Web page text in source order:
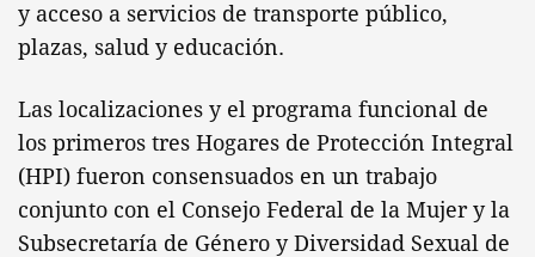
y acceso a servicios de transporte público,
plazas, salud y educación.
Las localizaciones y el programa funcional de
los primeros tres Hogares de Protección Integral
(HPI) fueron consensuados en un trabajo
conjunto con el Consejo Federal de la Mujer y la
Subsecretaría de Género y Diversidad Sexual de